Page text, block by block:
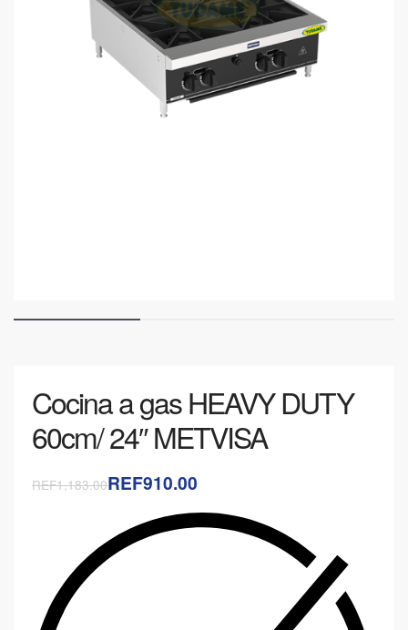
Cocina a gas HEAVY DUTY
60cm/ 24″ METVISA
REF1,183.00REF910.00